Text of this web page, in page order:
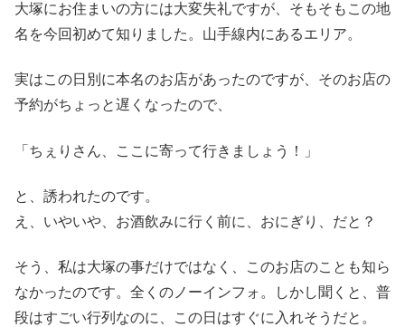
大塚にお住まいの方には大変失礼ですが、そもそもこの地
名を今回初めて知りました。山手線内にあるエリア。
実はこの日別に本名のお店があったのですが、そのお店の
予約がちょっと遅くなったので、
「ちぇりさん、ここに寄って行きましょう！」
と、誘われたのです。
え、いやいや、お酒飲みに行く前に、おにぎり、だと？
そう、私は大塚の事だけではなく、このお店のことも知ら
なかったのです。全くのノーインフォ。しかし聞くと、普
段はすごい行列なのに、この日はすぐに入れそうだと。